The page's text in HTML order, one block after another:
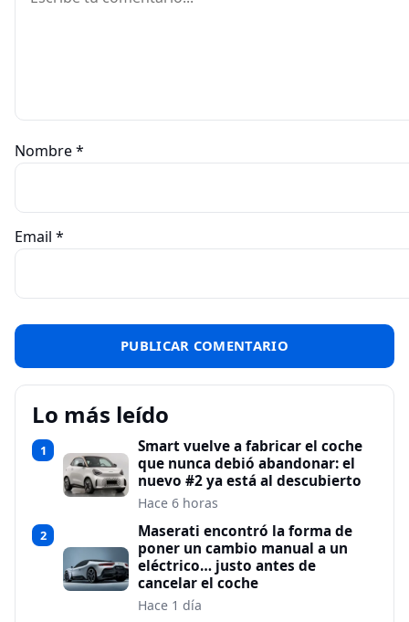
Nombre*
Email *
Lo más leído
1
Smart vuelve a fabricar el coche
que nunca debió abandonar: el
nuevo #2 ya está al descubierto
Hace 6 horas
2
Maserati encontró la forma de
poner un cambio manual a un
eléctrico… justo antes de
cancelar el coche
Hace 1 día